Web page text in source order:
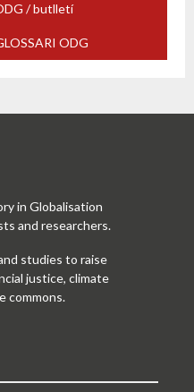
/ butlletí
ODG
in Globalisation
and researchers.
studies to raise
justice, climate
commons.